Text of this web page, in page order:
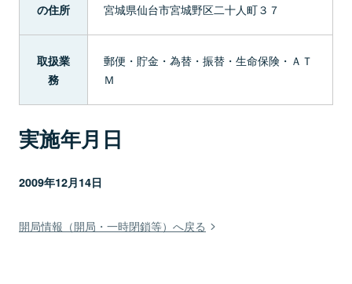
の住所
宮城県仙台市宮城野区二十人町３７
取扱業
務
郵便・貯金・為替・振替・生命保険・ＡＴ
Ｍ
実施年月日
2009年12月14日
開局情報（開局・一時閉鎖等）へ戻る